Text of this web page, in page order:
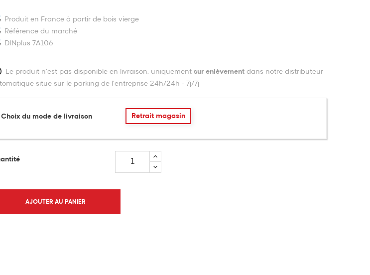
Produit en France à partir de bois vierge
Référence du marché
DINplus 7A106
Le produit n'est pas disponible en livraison, uniquement sur enlèvement dans notre distributeur
situé sur le parking de l'entreprise 24h/24h - 7j/7j
Choix du mode de livraison Retrait magasin
AJOUTER AU PANIER